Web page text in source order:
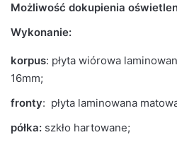
Możliwość dokupienia
Wykonanie:
korpus: płyta wiórowa
16mm;
fronty: płyta laminowana
półka: szkło hartowane;